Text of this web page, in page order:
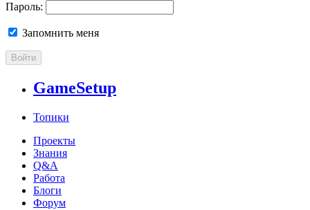
Пароль:
Запомнить меня
Войти
GameSetup
Топики
Проекты
Знания
Q&A
Работа
Блоги
Форум